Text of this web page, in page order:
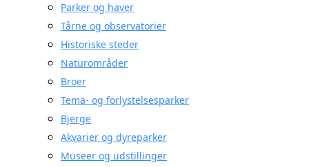
Parker og haver
Tårne og observatorier
Historiske steder
Naturområder
Broer
Tema- og forlystelsesparker
Bjerge
Akvarier og dyreparker
Museer og udstillinger